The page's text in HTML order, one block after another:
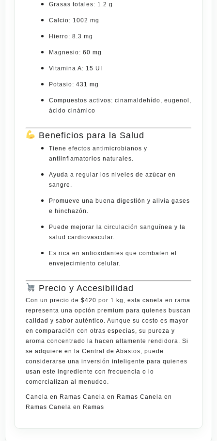
Grasas totales: 1.2 g
Calcio: 1002 mg
Hierro: 8.3 mg
Magnesio: 60 mg
Vitamina A: 15 UI
Potasio: 431 mg
Compuestos activos: cinamaldehído, eugenol,
ácido cinámico
Beneficios para la Salud
Tiene efectos antimicrobianos y
antiinflamatorios naturales
Ayuda a regular los niveles de azúcar en
sangre
Promueve una buena digestión y alivia gases
e hinchazón
Puede mejorar la circulación sanguínea y la
salud cardiovascular
Es rica en antioxidantes que combaten el
envejecimiento celular
Precio y Accesibilidad
Con un precio de $420 por 1 kg
, esta canela en rama
representa una opción premium para quienes buscan
calidad y sabor auténtico. Aunque su costo es mayor
en comparación con otras especias, su pureza y
aroma concentrado la hacen altamente rendidora
. Si
se adquiere en la Central de Abastos , puede
considerarse una inversión inteligente para quienes
usan este ingrediente con frecuencia o lo
comercializan al menudeo.
Canela en Ramas Canela en Ramas Canela en
Ramas Canela en Ramas